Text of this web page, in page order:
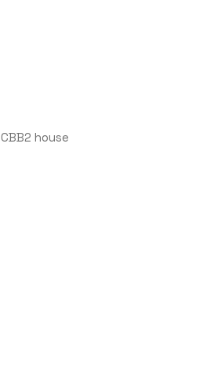
CBB2 house